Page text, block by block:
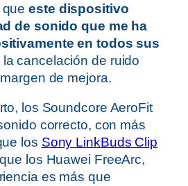
queeste dispositivo
de sonido que me ha
en todos sus
la cancelación de ruido
de mejora.
los Soundcore AeroFit
correcto, con más
los Sony LinkBuds Clip
los Huawei FreeArc,
es más que